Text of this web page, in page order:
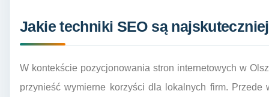
Jakie techniki SEO są
W kontekście pozycjonowania stron internetowych w
przynieść wymierne korzyści dla lokalnych firm.